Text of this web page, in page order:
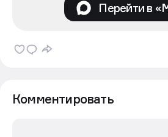
Перейти в
Комментировать